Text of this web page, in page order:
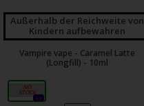
Außerhalb der Reichweite von
Kindern aufbewahren
Vampire vape - Caramel Latte
(Longfill) - 10ml
10ml
0x